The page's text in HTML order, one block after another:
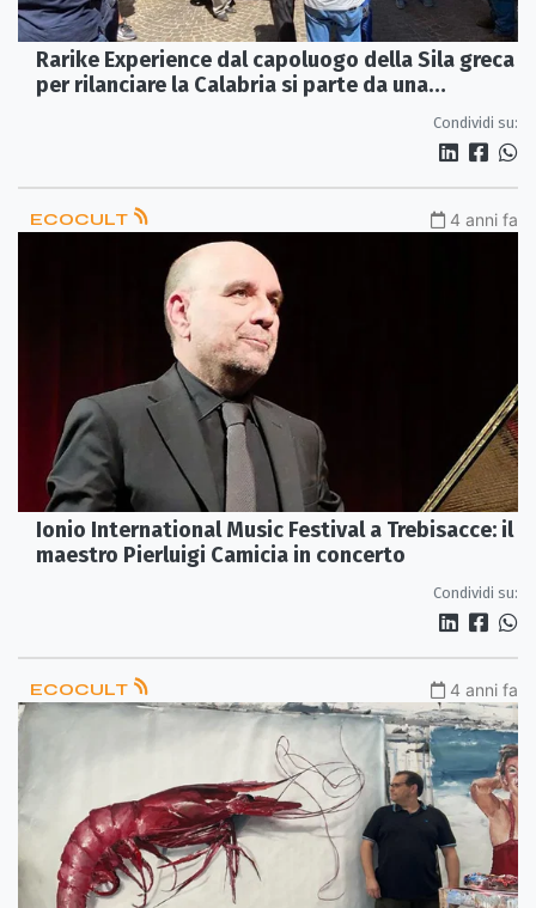
Rarike Experience dal capoluogo della Sila greca
per rilanciare la Calabria si parte da una
Condividi su:
ECOCULT 4 anni fa
Ionio International Music Festival a Trebisacce: il
maestro Pierluigi Camicia in concerto
Condividi su:
ECOCULT 4 anni fa